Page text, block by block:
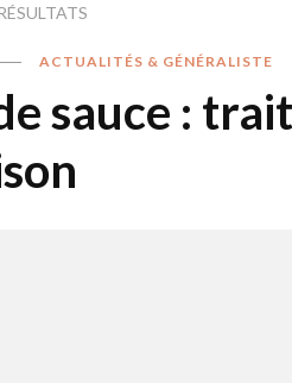
ACTUALITÉS & GÉNÉRALISTE
sauce :